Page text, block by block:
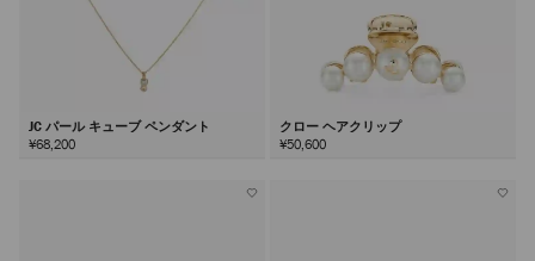
JC パール キューブ ペンダント
¥68,200
クロー ヘアクリップ
¥50,600